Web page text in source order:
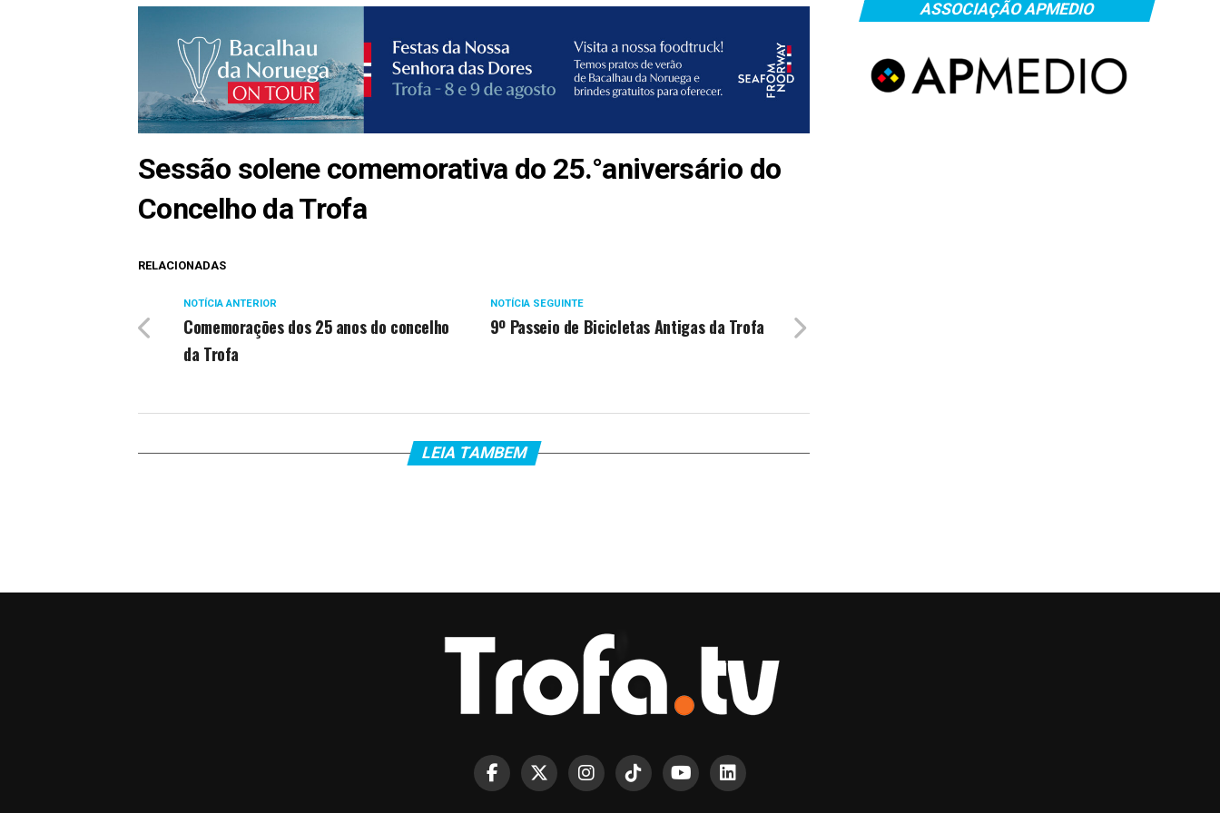
Sessão solene comemorativa do 25.°aniversário do
Concelho da Trofa
RELACIONADAS
NOTÍCIA SEGUINTE
9º Passeio de Bicicletas Antigas da Trofa
NOTÍCIA ANTERIOR
Comemoraçōes dos 25 anos do concelho
da Trofa
LEIA TAMBEM
ASSOCIAÇÃO APMEDIO